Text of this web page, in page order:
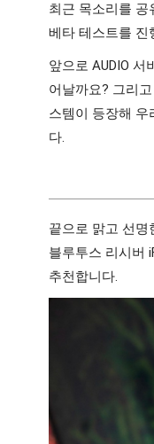
최근 목소리를 공
베타 테스트를 진
앞으로 AUDIO
어날까요? 그리
스템이 등장해 우
다.
끝으로 맑고 선명
블루투스 리시버
추천합니다.